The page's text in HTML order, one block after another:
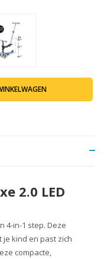
2.0 LED
4-in-1 step. Deze
kind en past zich
compacte,